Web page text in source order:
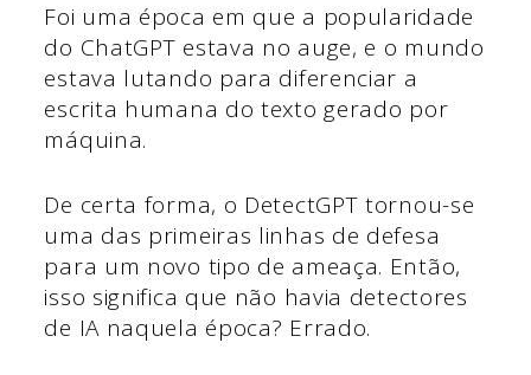
Foi uma época em que a popularidade
do ChatGPT estava no auge, e o mundo
estava lutando para diferenciar a
escrita humana do texto gerado por
máquina.
De certa forma, o DetectGPT tornou-se
uma das primeiras linhas de defesa
para um novo tipo de ameaça. Então,
isso significa que não havia detectores
de IA naquela época? Errado.